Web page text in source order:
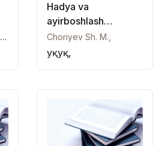
Xudaykulov Feruzbek Hurramovich,
Hadya va
ayirboshlash
shartnomasi
Choriyev Sh. M.,
Ҳуқуқ,